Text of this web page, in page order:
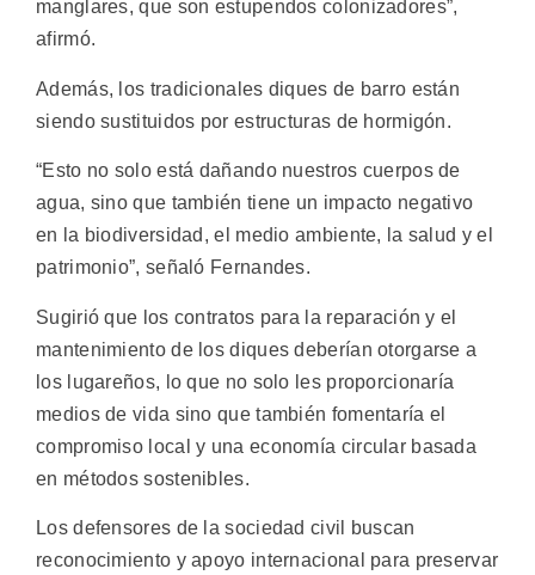
manglares, que son estupendos colonizadores”,
afirmó.
Además, los tradicionales diques de barro están
siendo sustituidos por estructuras de hormigón.
“Esto no solo está dañando nuestros cuerpos de
agua, sino que también tiene un impacto negativo
en la biodiversidad, el medio ambiente, la salud y el
patrimonio”, señaló Fernandes.
Sugirió que los contratos para la reparación y el
mantenimiento de los diques deberían otorgarse a
los lugareños, lo que no solo les proporcionaría
medios de vida sino que también fomentaría el
compromiso local y una economía circular basada
en métodos sostenibles.
Los defensores de la sociedad civil buscan
reconocimiento y apoyo internacional para preservar